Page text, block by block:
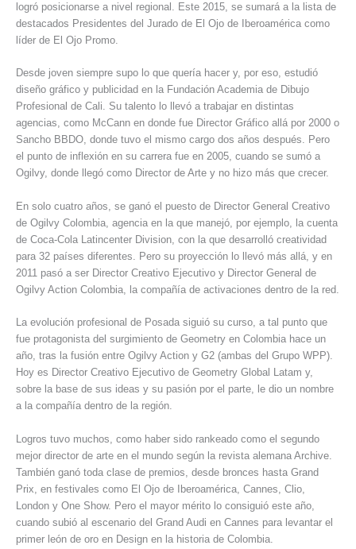
logró posicionarse a nivel regional. Este 2015, se sumará a la lista de
destacados Presidentes del Jurado de El Ojo de Iberoamérica como
líder de El Ojo Promo.
Desde joven siempre supo lo que quería hacer y, por eso, estudió
diseño gráfico y publicidad en la Fundación Academia de Dibujo
Profesional de Cali. Su talento lo llevó a trabajar en distintas
agencias, como McCann en donde fue Director Gráfico allá por 2000 o
Sancho BBDO, donde tuvo el mismo cargo dos años después. Pero
el punto de inflexión en su carrera fue en 2005, cuando se sumó a
Ogilvy, donde llegó como Director de Arte y no hizo más que crecer.
En solo cuatro años, se ganó el puesto de Director General Creativo
de Ogilvy Colombia, agencia en la que manejó, por ejemplo, la cuenta
de Coca-Cola Latincenter Division, con la que desarrolló creatividad
para 32 países diferentes. Pero su proyección lo llevó más allá, y en
2011 pasó a ser Director Creativo Ejecutivo y Director General de
Ogilvy Action Colombia, la compañía de activaciones dentro de la red.
La evolución profesional de Posada siguió su curso, a tal punto que
fue protagonista del surgimiento de Geometry en Colombia hace un
año, tras la fusión entre Ogilvy Action y G2 (ambas del Grupo WPP).
Hoy es Director Creativo Ejecutivo de Geometry Global Latam y,
sobre la base de sus ideas y su pasión por el parte, le dio un nombre
a la compañía dentro de la región.
Logros tuvo muchos, como haber sido rankeado como el segundo
mejor director de arte en el mundo según la revista alemana Archive.
También ganó toda clase de premios, desde bronces hasta Grand
Prix, en festivales como El Ojo de Iberoamérica, Cannes, Clio,
London y One Show. Pero el mayor mérito lo consiguió este año,
cuando subió al escenario del Grand Audi en Cannes para levantar el
primer león de oro en Design en la historia de Colombia.